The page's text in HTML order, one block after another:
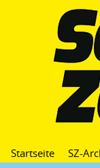
Startseite SZ-